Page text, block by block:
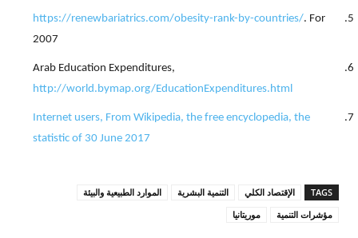
https://renewbariatrics.com/obesity-rank-by-countries/. For
2007
Arab Education Expenditures,
http://world.bymap.org/EducationExpenditures.html
Internet users, From Wikipedia, the free encyclopedia, the
statistic of 30 June 2017
TAGS الإقتصاد الكلي التنمية البشرية
الموارد الطبيعية والبيئة
مؤشرات التنمية
موريتانيا